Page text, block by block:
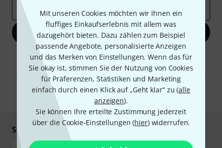
Mit unseren Cookies möchten wir Ihnen ein
fluffiges Einkaufserlebnis mit allem was
dazugehört bieten. Dazu zählen zum Beispiel
passende Angebote, personalisierte Anzeigen
und das Merken von Einstellungen. Wenn das für
Sie okay ist, stimmen Sie der Nutzung von Cookies
für Präferenzen, Statistiken und Marketing
einfach durch einen Klick auf „Geht klar“ zu (alle
anzeigen).
Sie können Ihre erteilte Zustimmung jederzeit
über die Cookie-Einstellungen (hier) widerrufen.
E-Mail-Adresse
Jetzt anmelden
Mit Klick auf „Jetzt anmelden“ stimmen Sie dem Erhalt von E-Mail-
Werbung und einer Messung des E-Mail-Nutzungsverhaltens zu. Die
Abmeldung ist jederzeit möglich. Weitere Informationen finden Sie in
unserenDatenschutzhinweisen.
Sicher einkaufen & bezahlen